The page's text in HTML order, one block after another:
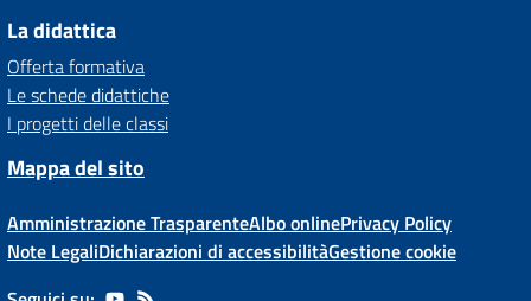
La didattica
Offerta formativa
Le schede didattiche
I progetti delle classi
Mappa del sito
Amministrazione TrasparenteAlbo onlinePrivacy Policy
Note LegaliDichiarazioni di accessibilitàGestione cookie